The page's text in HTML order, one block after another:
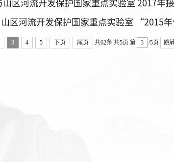
3 4 5 下页 尾页 共62条 共5页 第 /5页 跳